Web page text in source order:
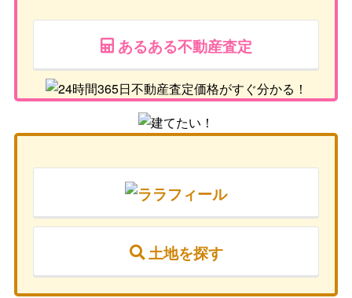
あるある不動産査定
土地を探す